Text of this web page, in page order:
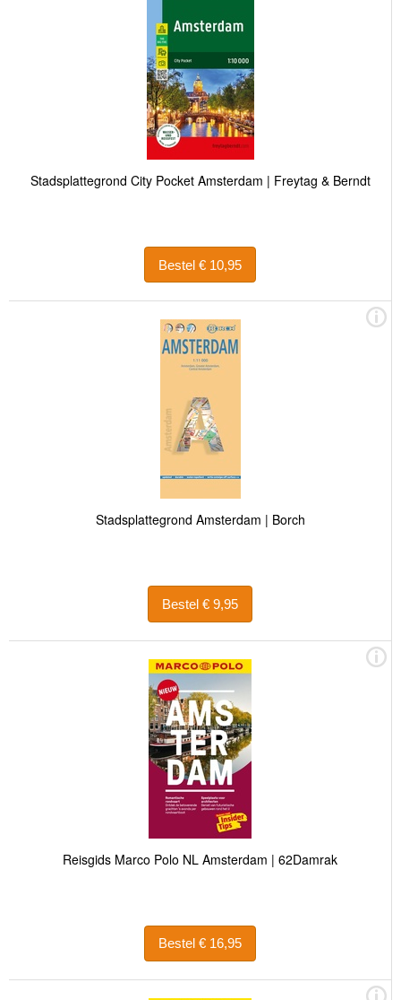
Stadsplattegrond City Pocket Amsterdam | Freytag & Berndt
Bestel € 10,95
Stadsplattegrond Amsterdam | Borch
Bestel € 9,95
Reisgids Marco Polo NL Amsterdam | 62Damrak
Bestel € 16,95